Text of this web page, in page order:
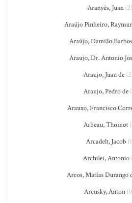
Aranyés, Juan (2)
Araújo Pinheiro,
Araújo, Damião
Araujo, Dr. Antonio
Araujo, Juan de
Araujo, Pedro de
Arauxo, Francisco
Arbeau, Thoinot
Arcadelt, Jacob
Archilei, Antonio
Arcos, Matías Durango
Arensky, Anton